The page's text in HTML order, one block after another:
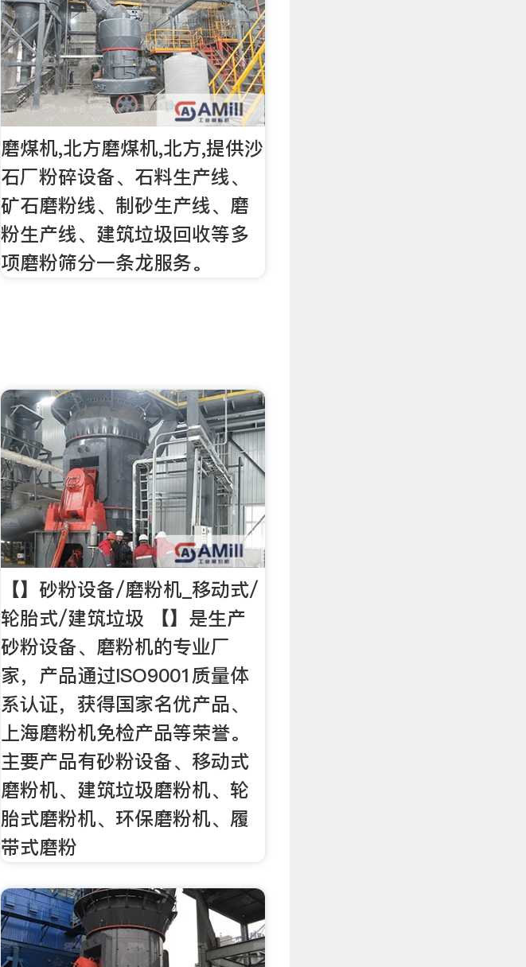
磨煤机,北方磨煤机,北方,提供沙
石厂粉碎设备、石料生产线、
矿石磨粉线、制砂生产线、磨
粉生产线、建筑垃圾回收等多
项磨粉筛分一条龙服务。
【】砂粉设备/磨粉机_移动式/
轮胎式/建筑垃圾 【】是生产
砂粉设备、磨粉机的专业厂
家，产品通过ISO9001质量体
系认证，获得国家名优产品、
上海磨粉机免检产品等荣誉。
主要产品有砂粉设备、移动式
磨粉机、建筑垃圾磨粉机、轮
胎式磨粉机、环保磨粉机、履
带式磨粉